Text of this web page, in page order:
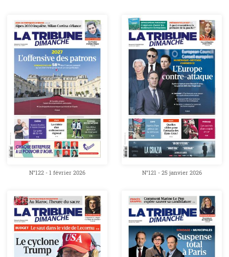
N°122 - 1 février 2026 N°121 - 25 janvier 2026